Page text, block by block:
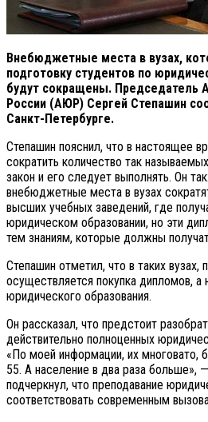
Внебюджетные места в вузах,
подготовку студентов по
будут сокращены. Председатель
России (АЮР) Сергей Степашин
Санкт-Петербурге.
Степашин пояснил, что в настоящее
сократить количество так
закон и его следует выполнять. Он
внебюджетные места в вузах
высших учебных заведений, где
юридическом образовании, но эти
тем знаниям, которые должны
Степашин отметил, что в таких вузах,
осуществляется покупка дипломов, а
юридического образования.
Он рассказал, что предстоит
действительно полноценных
«По моей информации, их
55. А население в два раза больше»,
подчеркнул, что преподавание
соответствовать современным